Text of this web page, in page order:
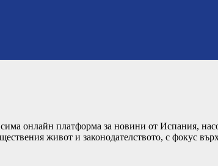
онлайн платформа за новини от Испания,
живот и законодателството, с фокус